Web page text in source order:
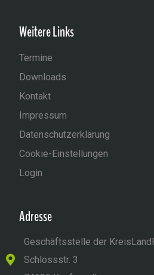
Weitere Links
Termine
Downloads
Kontakt
Impressum
Datenschutzerklärung
Cookie-Einstellungen
Login
Adresse
Geschäftsstelle der
Schlossstr. 3